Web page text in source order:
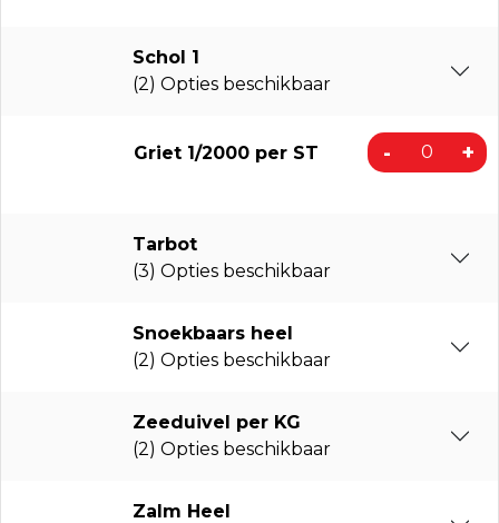
Schol 1
(2) Opties beschikbaar
Griet 1/2000 per ST - +
Tarbot
(3) Opties beschikbaar
Snoekbaars heel
(2) Opties beschikbaar
Zeeduivel per KG
(2) Opties beschikbaar
Zalm Heel